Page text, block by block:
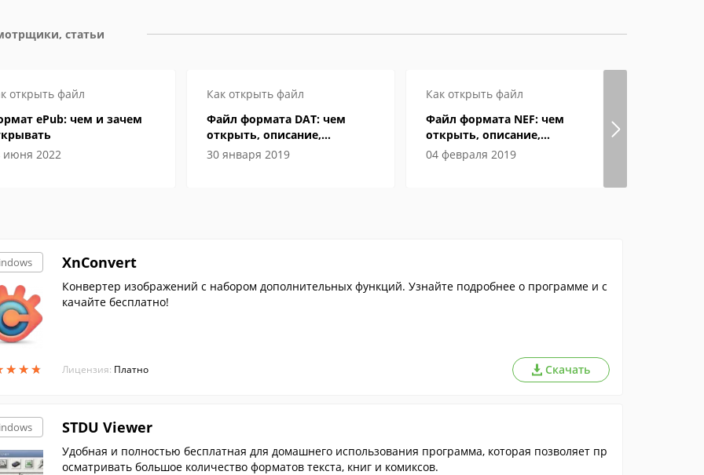
статьи
открыть файл
ePub: чем и зачем
июня 2022
Как открыть файл
Файл формата DAT: чем
открыть, описание,
особенности
30 января 2019
Как открыть файл
Файл формата NEF: чем
открыть, описание,
особенности
04 февраля 2019
★★★
★★★
XnConvert
Конвертер изображений с набором дополнительных функций. Узнайте подробнее о программе и с
качайте бесплатно!
Лицензия: Платно Скачать
STDU Viewer
Удобная и полностью бесплатная для домашнего использования программа, которая позволяет пр
осматривать большое количество форматов текста, книг и комиксов.